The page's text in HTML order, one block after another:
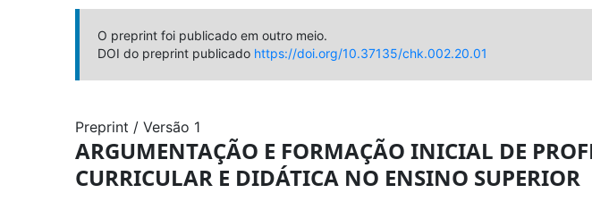
O preprint foi publicado em outro meio.
DOI do preprint publicado https://doi.org/10.37135/chk.002.20.01
Preprint / Versão 1
ARGUMENTAÇÃO E FORMAÇÃO INICIAL DE
CURRICULAR E DIDÁTICA NO ENSINO SUPERIOR